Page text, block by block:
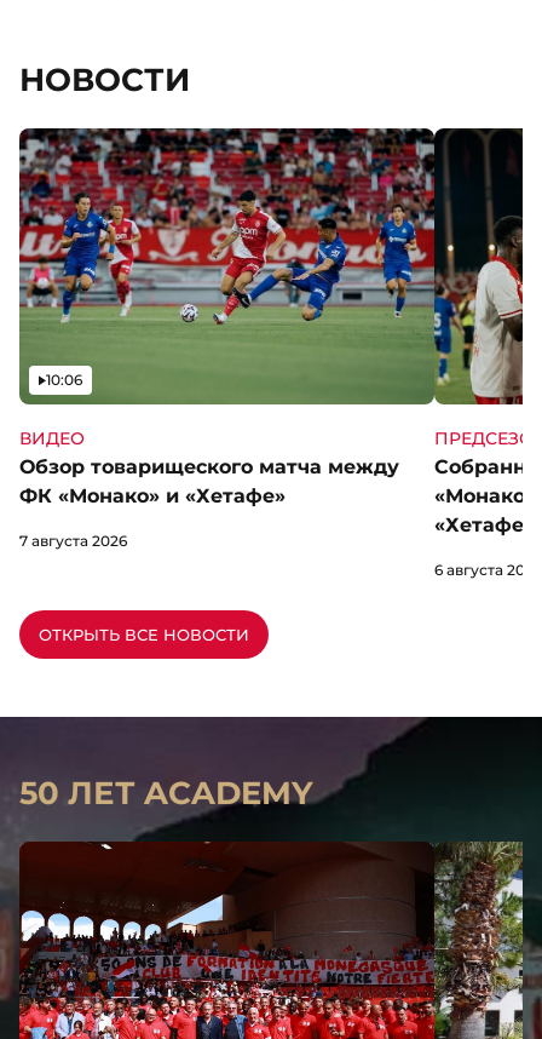
НОВОСТИ
ВИДЕО
Обзор товарищеского матча между
ФК «Монако» и «Хетафе»
Видео
10:06
7 августа 2026
«Хетафе»
6 августа 2026
ОТКРЫТЬ ВСЕ НОВОСТИ
50 ЛЕТ ACADEMY